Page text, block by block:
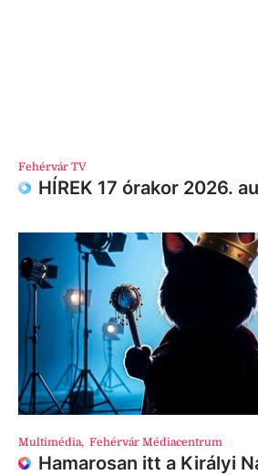
Fehérvár TV
HÍREK 17 órakor 2026.
Multimédia, Fehérvár Médiacentrum
Hamarosan itt a Királyi